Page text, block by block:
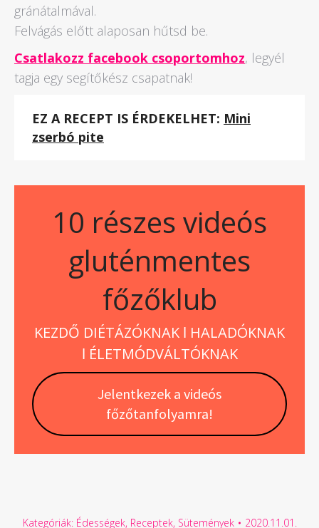
gránátalmával.
Felvágás előtt alaposan hűtsd be.
Csatlakozz facebook csoportomhoz, legyél
tagja egy segítőkész csapatnak!
EZ A RECEPT IS ÉRDEKELHET: Mini
zserbó pite
10 részes videós
gluténmentes
főzőklub
KEZDŐ DIÉTÁZÓKNAK ǀ HALADÓKNAK
ǀ ÉLETMÓDVÁLTÓKNAK
Jelentkezek a videós
főzőtanfolyamra!
Kategóriák: Édességek, Receptek, Sütemények
2020.11.01.